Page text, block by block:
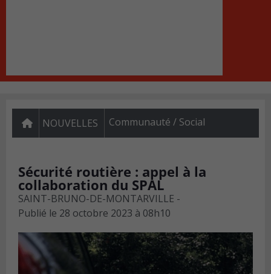
NOUVELLES Communauté / Social
Sécurité routière : appel à la
collaboration du SPAL
SAINT-BRUNO-DE-MONTARVILLE -
Publié le 28 octobre 2023 à 08h10